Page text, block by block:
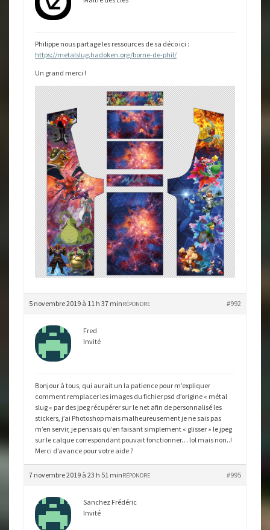
Philippe nous partage les ressources de sa déco ici :
https://metalslug.hadoken.org/borne-de-phil/
Un grand merci !
5 novembre 2019 à 11 h 37 min #992
RÉPONDRE
Fred
Invité
Bonjour à tous, qui aurait un la patience pour m’expliquer
comment remplacer les images du fichier psd d’origine « métal
slug « par des jpeg récupérer sur le net afin de personnalisé les
stickers, j’ai Photoshop mais malheureusement je ne sais pas
m’en servir, je pensais qu’en faisant simplement « glisser » le jpeg
sur le calque correspondant pouvait fonctionner… lol mais non..!
Merci d’avance pour votre aide ?
7 novembre 2019 à 23 h 51 min #995
RÉPONDRE
Sanchez Frédéric
Invité